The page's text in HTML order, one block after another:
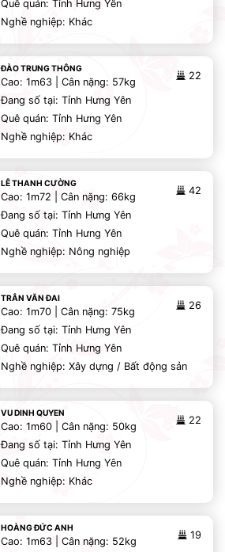
Quê quán: Tỉnh Hưng Yên
Nghề nghiệp: Khác
ĐÀO TRUNG THÔNG
22
Cao: 1m63 | Cân nặng: 57kg
Đang số tại: Tỉnh Hưng Yên
Quê quán: Tỉnh Hưng Yên
Nghề nghiệp: Khác
LÊ THANH CƯỜNG
42
Cao: 1m72 | Cân nặng: 66kg
Đang số tại: Tỉnh Hưng Yên
Quê quán: Tỉnh Hưng Yên
Nghề nghiệp: Nông nghiệp
TRÂN VĂN ĐAI
26
Cao: 1m70 | Cân nặng: 75kg
Đang số tại: Tỉnh Hưng Yên
Quê quán: Tỉnh Hưng Yên
Nghề nghiệp: Xây dựng / Bất động sản
VU DINH QUYEN
22
Cao: 1m60 | Cân nặng: 50kg
Đang số tại: Tỉnh Hưng Yên
Quê quán: Tỉnh Hưng Yên
Nghề nghiệp: Khác
HOÀNG ĐỨC ANH
19
Cao: 1m63 | Cân nặng: 52kg